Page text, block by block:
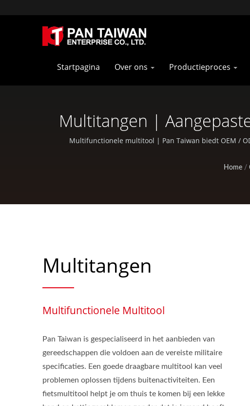
Startpagina Over ons Productieproces
Multitangen |
Multifunctionele multitool | Pan Taiwan biedt OEM /
Home /
Multitangen
Multifunctionele Multitool
Pan Taiwan is gespecialiseerd in het aanbieden van
gereedschappen die voldoen aan de vereiste militaire
specificaties. Een goede draagbare multitool kan veel
problemen oplossen tijdens buitenactiviteiten. Een
fietsmultitool helpt je om thuis te komen bij een lekke